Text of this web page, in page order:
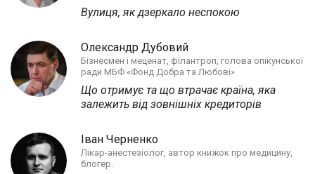
Вулиця, як дзеркало неспокою
Олександр Дубовий
Бізнесмен і меценат, філантроп, голова опікунської
ради МБФ «Фонд Добра та Любові»
Що отримує та що втрачає країна, яка
залежить від зовнішніх кредиторів
Іван Черненко
Лікар-анестезіолог, автор книжок про медицину,
блогер.